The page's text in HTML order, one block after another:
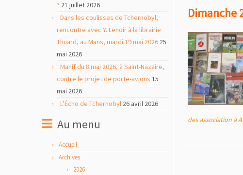
? 21 juillet 2026
Dans les coulisses de Tchernobyl,
rencontre avec Y. Lenoir à la librairie
Thuard, au Mans, mardi 19 mai 2026 25
mai 2026
Manif du 8 mai 2026, à Saint-Nazaire,
contre le projet de porte-avions 15
mai 2026
L’Écho de Tchernobyl 26 avril 2026
Au menu
Accueil
Archives
2026
Dimanche
des association à